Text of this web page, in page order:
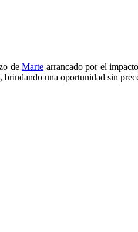
deMarte arrancado por el
una oportunidad sin